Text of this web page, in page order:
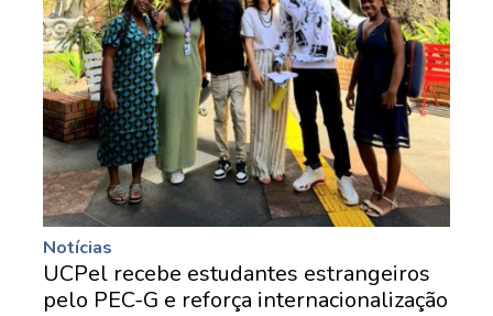
Notícias
UCPel recebe estudantes estrangeiros
pelo PEC-G e reforça internacionalização